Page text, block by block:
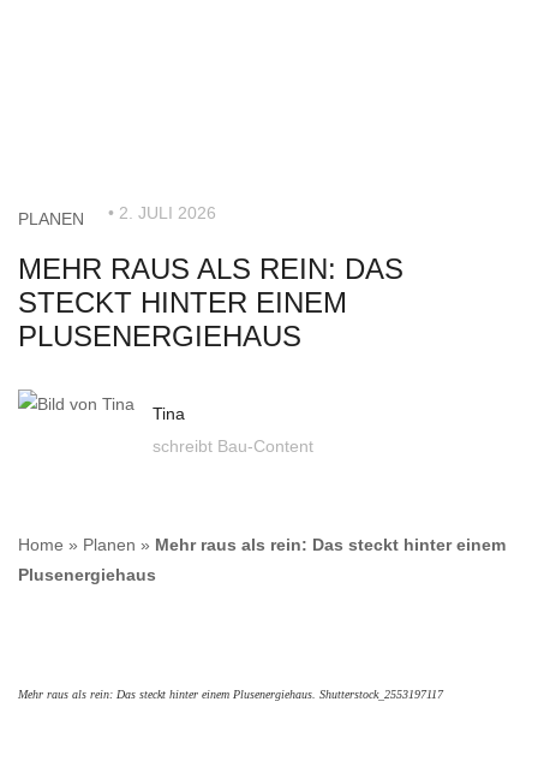
PLANEN • 2. JULI 2026
MEHR RAUS ALS REIN: DAS
STECKT HINTER EINEM
PLUSENERGIEHAUS
Tina
schreibt Bau-Content
Home » Planen » Mehr raus als rein: Das steckt hinter einem
Plusenergiehaus
Mehr raus als rein: Das steckt hinter einem Plusenergiehaus. Shutterstock_2553197117